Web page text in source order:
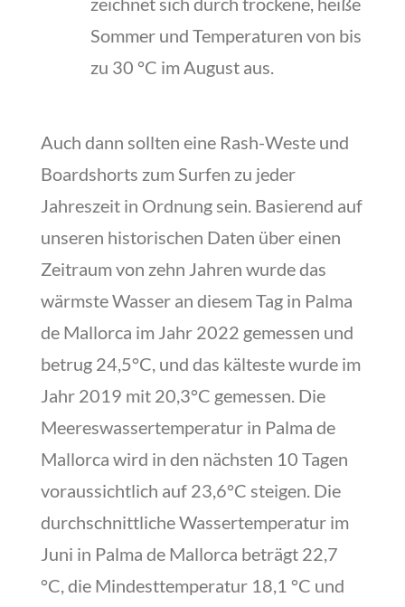
Sommer und Temperaturen von bis
zu 30 °C im August aus.
Auch dann sollten eine Rash-Weste und
Boardshorts zum Surfen zu jeder
Jahreszeit in Ordnung sein. Basierend auf
unseren historischen Daten über einen
Zeitraum von zehn Jahren wurde das
wärmste Wasser an diesem Tag in Palma
de Mallorca im Jahr 2022 gemessen und
betrug 24,5°C, und das kälteste wurde im
Jahr 2019 mit 20,3°C gemessen. Die
Meereswassertemperatur in Palma de
Mallorca wird in den nächsten 10 Tagen
voraussichtlich auf 23,6°C steigen. Die
durchschnittliche Wassertemperatur im
Juni in Palma de Mallorca beträgt 22,7
°C, die Mindesttemperatur 18,1 °C und